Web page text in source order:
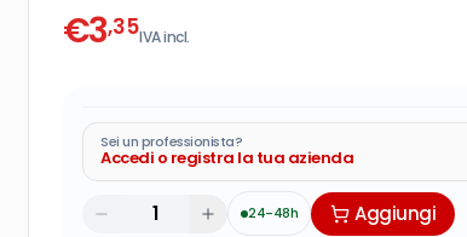
€3,35IVA incl.
Sei un professionista?
Accedi o registra la tua azienda
24-48h Aggiungi